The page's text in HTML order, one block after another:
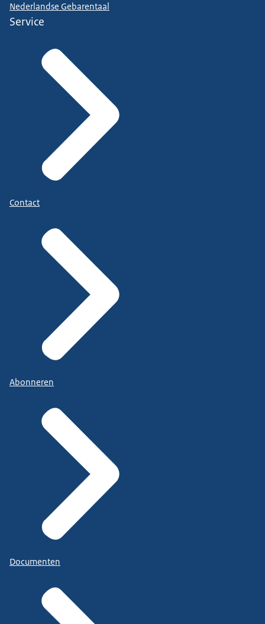
Nederlandse Gebarentaal
Service
Contact
Abonneren
Documenten